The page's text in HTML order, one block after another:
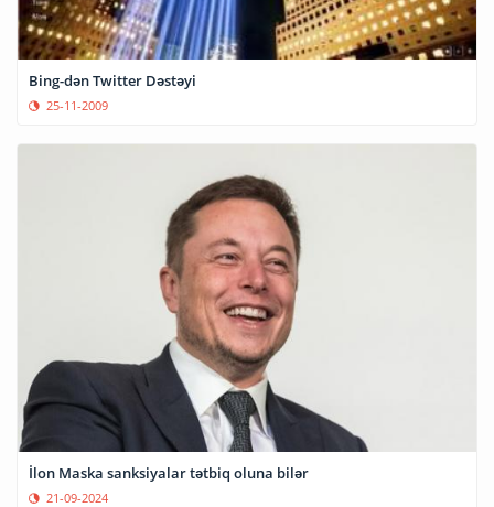
Bing-dən Twitter Dəstəyi
25-11-2009
İlon Maska sanksiyalar tətbiq oluna bilər
21-09-2024